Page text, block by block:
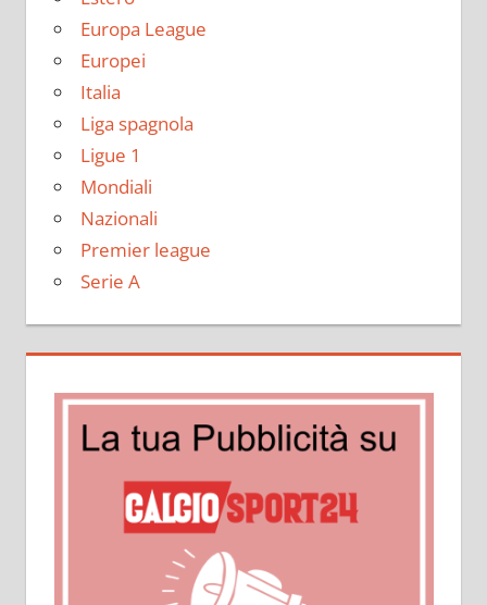
Europa League
Europei
Italia
Liga spagnola
Ligue 1
Mondiali
Nazionali
Premier league
Serie A